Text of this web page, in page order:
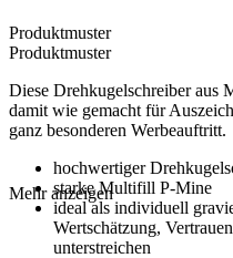
Produktmuster
Produktmuster
Diese Drehkugelschreiber aus
damit wie gemacht für
ganz besonderen Werbeauftritt.
hochwertiger
starke Multifill P-Mine
ideal als individuell
Wertschätzung,
unterstreichen
Mehr anzeigen